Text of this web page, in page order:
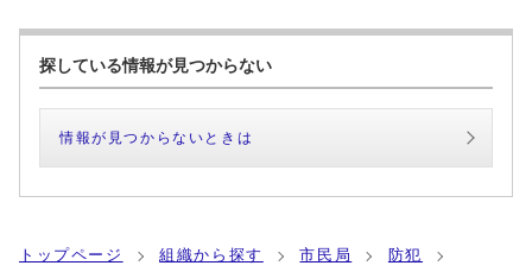
探している情報が見つからない
情報が見つからないときは
トップページ 組織から探す 市民局
防犯